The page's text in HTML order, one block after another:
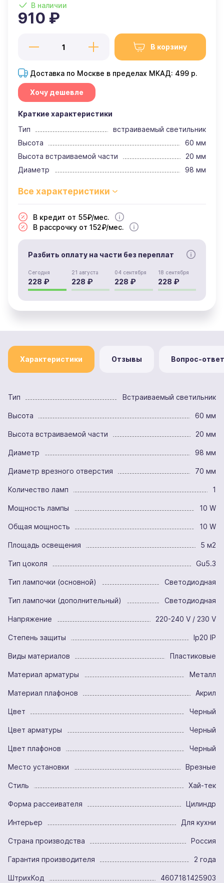
В наличии
910 ₽
В корзину
Доставка по Москве в пределах МКАД: 499 р.
Хочу дешевле
Краткие характеристики
Тип
встраиваемый светильник
Высота
60 мм
Высота встраиваемой части
20 мм
Диаметр
98 мм
В кредит от 55₽/мес.
В рассрочку от 152₽/мес.
Разбить оплату на части без переплат
Сегодня
228 ₽
21 августа
228 ₽
04 сентября
228 ₽
18 сентября
228 ₽
Характеристики Отзывы Вопрос-ответ
Тип Встраиваемый светильник
Высота 60 мм
Высота встраиваемой части 20 мм
Диаметр 98 мм
Диаметр врезного отверстия 70 мм
Количество ламп 1
Мощность лампы 10 W
Общая мощность 10 W
Площадь освещения 5 м2
Тип цоколя Gu5.3
Тип лампочки (основной) Светодиодная
Тип лампочки (дополнительный) Светодиодная
Напряжение 220-240 V / 230 V
Степень защиты Ip20 IP
Виды материалов Пластиковые
Материал арматуры Металл
Материал плафонов Акрил
Цвет Черный
Цвет арматуры Черный
Цвет плафонов Черный
Место установки Врезные
Стиль Хай-тек
Форма рассеивателя Цилиндр
Интерьер Для кухни
Страна производства Россия
Гарантия производителя 2 года
ШтрихКод 4607181425903